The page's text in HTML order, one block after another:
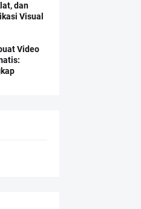
dan
Visual
Video